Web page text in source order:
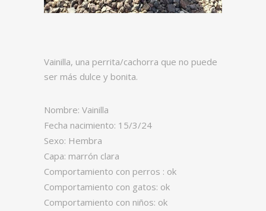
Vainilla, una perrita/cachorra que no puede
ser más dulce y bonita.
Nombre: Vainilla
Fecha nacimiento: 15/3/24
Sexo: Hembra
Capa: marrón clara
Comportamiento con perros : ok
Comportamiento con gatos: ok
Comportamiento con niños: ok